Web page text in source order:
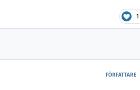
1
FÖRFATTARE